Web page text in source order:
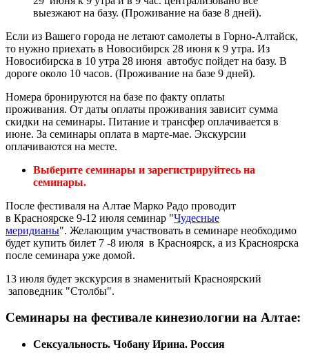
выезжают на базу. (Проживание на базе 8 дней).
Если из Вашего города не летают самолеты в Горно-Алтайск,
то нужно приехать в Новосибирск 28 июня к 9 утра. Из
Новосибирска в 10 утра 28 июня автобус пойдет на базу. В
дороге около 10 часов. (Проживание на базе 9 дней).
Номера бронируются на базе по факту оплаты
проживания. От даты оплаты проживания зависит сумма
скидки на семинары. Питание и трансфер оплачивается в
июне. За семинары оплата в марте-мае. Экскурсии
оплачиваются на месте.
Выберите семинары и зарегистрируйтесь на
семинары.
После фестиваля на Алтае Марко Радо проводит
в Красноярске 9-12 июля семинар "Чудесные
меридианы". Желающим участвовать в семинаре необходимо
будет купить билет 7 -8 июля в Красноярск, а из Красноярска
после семинара уже домой.
13 июля будет экскурсия в знаменитый Красноярский
заповедник "Столбы".
Семинары на фестивале кинезиологии на Алтае:
Сексуальность. Чобану Ирина. Россия